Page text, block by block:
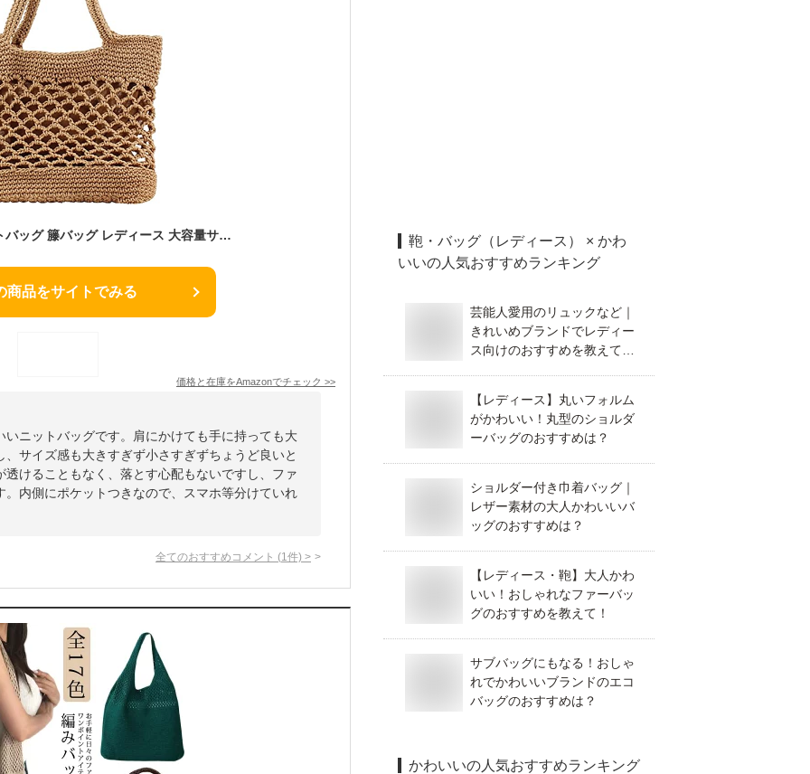
[Oleporel] 織りトートバッグ 籐バッグ レディース 大容量サマービーチ 手作りストローハンドバッグ ハンドル ニット トートウィッカーバッグ 旅行用
商品をサイトでみる
価格と在庫をAmazonでチェック >>
ニットバッグです。肩にかけても手に持っても大
サイズ感も大きすぎず小さすぎずちょうど良いと
けることもなく、落とす心配もないですし、ファ
内側にポケットつきなので、スマホ等分けていれ
全てのおすすめコメント (1 件) >
鞄・バッグ（レディース） × かわ
いいの人気おすすめランキング
芸能人愛用のリュックなど｜
きれいめブランドでレディー
ス向けのおすすめを教えてく
【レディース】丸いフォルム
がかわいい！丸型のショルダ
ーバッグのおすすめは？
ショルダー付き巾着バッグ｜
レザー素材の大人かわいいバ
ッグのおすすめは？
【レディース・鞄】大人かわ
いい！おしゃれなファーバッ
グのおすすめを教えて！
サブバッグにもなる！おしゃ
れでかわいいブランドのエコ
バッグのおすすめは？
かわいいの人気おすすめランキング